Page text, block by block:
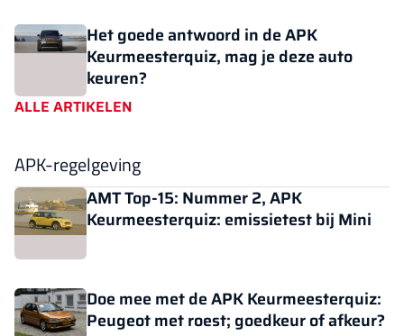
Het goede antwoord in de APK
Keurmeesterquiz, mag je deze auto
keuren?
ALLE ARTIKELEN
APK-regelgeving
AMT Top-15: Nummer 2, APK
Keurmeesterquiz: emissietest bij Mini
Doe mee met de APK Keurmeesterquiz:
Peugeot met roest; goedkeur of afkeur?